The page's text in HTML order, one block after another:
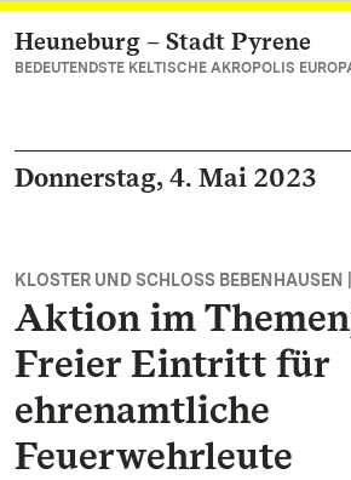
Zum Hauptinhalt springen
Heuneburg – Stadt Pyrene
BEDEUTENDSTE KELTISCHE AKROPOLIS
Donnerstag, 4. Mai 2023
KLOSTER UND SCHLOSS BEBENHAUSEN
Aktion im
Freier Eintritt für
ehrenamtliche
Feuerwehrleute